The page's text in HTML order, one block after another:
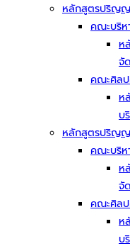
หลักสูตรปริญญ
คณะบริห
ห
จั
คณะศิลป
ห
บ
หลักสูตรปริญญ
คณะบริห
ห
จั
คณะศิลป
ห
บ